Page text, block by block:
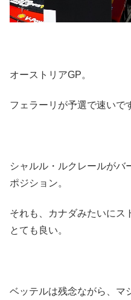
オーストリアGP。
フェラーリが予選で速いで
シャルル・ルクレールがバ
ポジション。
それも、カナダみたいにス
とても良い。
ベッテルは残念ながら、マ